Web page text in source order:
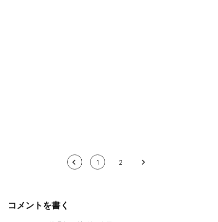
< 1 2 >
コメントを書く